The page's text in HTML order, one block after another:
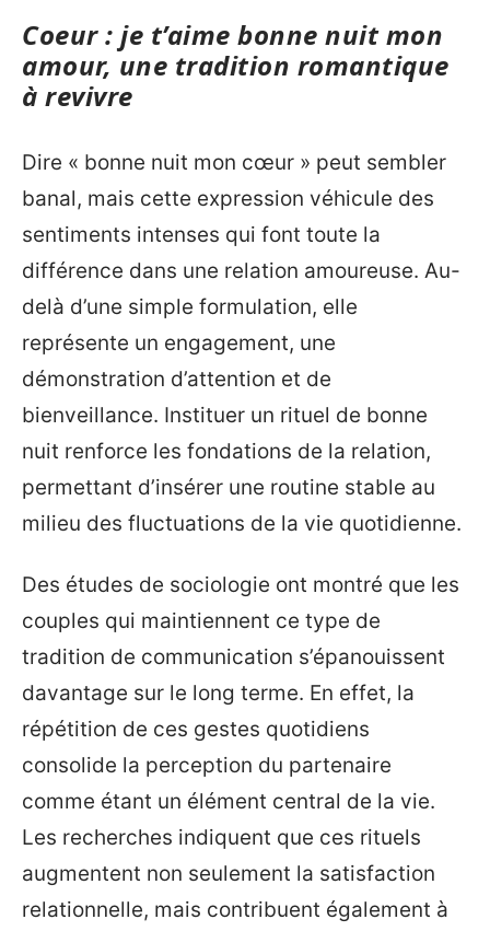
Coeur : je t’aime bonne nuit mon
amour, une tradition romantique
à revivre
Dire « bonne nuit mon cœur » peut sembler
banal, mais cette expression véhicule des
sentiments intenses qui font toute la
différence dans une relation amoureuse. Au-
delà d’une simple formulation, elle
représente un engagement, une
démonstration d’attention et de
bienveillance. Instituer un rituel de bonne
nuit renforce les fondations de la relation,
permettant d’insérer une routine stable au
milieu des fluctuations de la vie quotidienne.
Des études de sociologie ont montré que les
couples qui maintiennent ce type de
tradition de communication s’épanouissent
davantage sur le long terme. En effet, la
répétition de ces gestes quotidiens
consolide la perception du partenaire
comme étant un élément central de la vie.
Les recherches indiquent que ces rituels
augmentent non seulement la satisfaction
relationnelle, mais contribuent également à